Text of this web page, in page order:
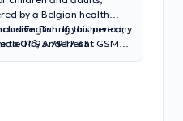
by a Belgian health
English. If you have any
to0493.79.17.33.
. During this period,
116, Anderlecht GSM